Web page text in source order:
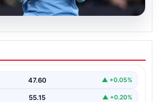
orta sahaya dev isim!
City’nin yıldızı Tijjani
47.60 ▲ +0.05%
55.15 ▲ +0.20%